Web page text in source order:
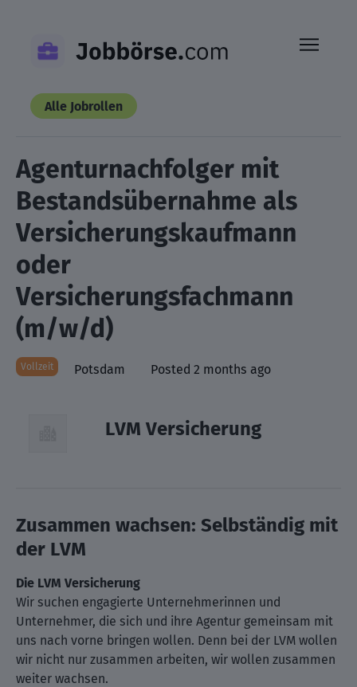
content
Alle Jobrollen
Agenturnachfolger mit
Bestandsübernahme als
Versicherungskaufmann
oder
Versicherungsfachmann
(m/w/d)
Vollzeit Potsdam Posted 2 months ago
LVM Versicherung
Zusammen wachsen: Selbständig mit
der LVM
Die LVM Versicherung
Wir suchen engagierte Unternehmerinnen und
Unternehmer, die sich und ihre Agentur gemeinsam mit
uns nach vorne bringen wollen. Denn bei der LVM wollen
wir nicht nur zusammen arbeiten, wir wollen zusammen
weiter wachsen.